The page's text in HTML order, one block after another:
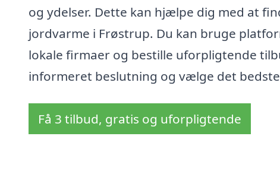
og ydelser. Dette kan hjælpe dig med at
jordvarme i Frøstrup. Du kan bruge
lokale firmaer og bestille uforpligtende
informeret beslutning og vælge det
Få 3 tilbud, gratis og uforpligtende